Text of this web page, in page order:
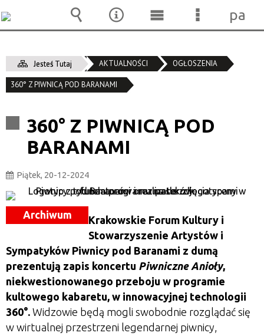
Jesteś Tutaj AKTUALNOŚCI OGŁOSZENIA
360° Z PIWNICĄ POD BARANAMI
360° Z PIWNICĄ POD
BARANAMI
Piątek, 20-12-2024
Archiwum
Krakowskie Forum Kultury i
Stowarzyszenie Artystów i
Sympatyków Piwnicy pod Baranami z dumą
prezentują zapis koncertu Piwniczne Anioły,
niekwestionowanego przeboju w programie
kultowego kabaretu, w innowacyjnej technologii
360°. Widzowie będą mogli swobodnie rozglądać się
w wirtualnej przestrzeni legendarnej piwnicy,
Wyszukiwarka
Narzędzia
MenuMenu